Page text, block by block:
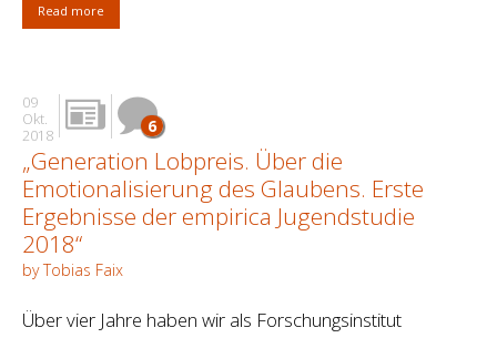
Read more
09
Okt.
2018
6
„Generation Lobpreis. Über die
Emotionalisierung des Glaubens. Erste
Ergebnisse der empirica Jugendstudie
2018“
by Tobias Faix
Über vier Jahre haben wir als Forschungsinstitut